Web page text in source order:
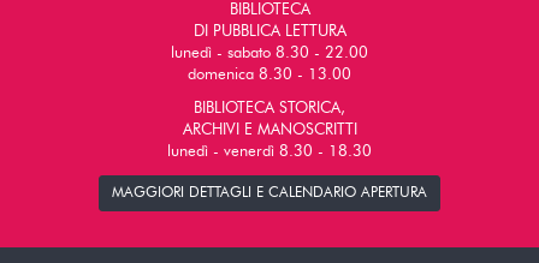
BIBLIOTECA
DI PUBBLICA LETTURA
lunedì - sabato 8.30 - 22.00
domenica 8.30 - 13.00
BIBLIOTECA STORICA,
ARCHIVI E MANOSCRITTI
lunedì - venerdì 8.30 - 18.30
MAGGIORI DETTAGLI E CALENDARIO APERTURA